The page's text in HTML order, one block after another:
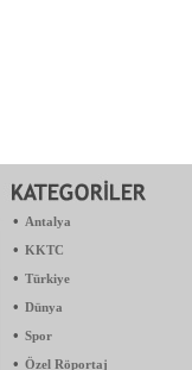
• Antalya
• KKTC
• Türkiye
• Dünya
• Spor
• Özel Röportaj